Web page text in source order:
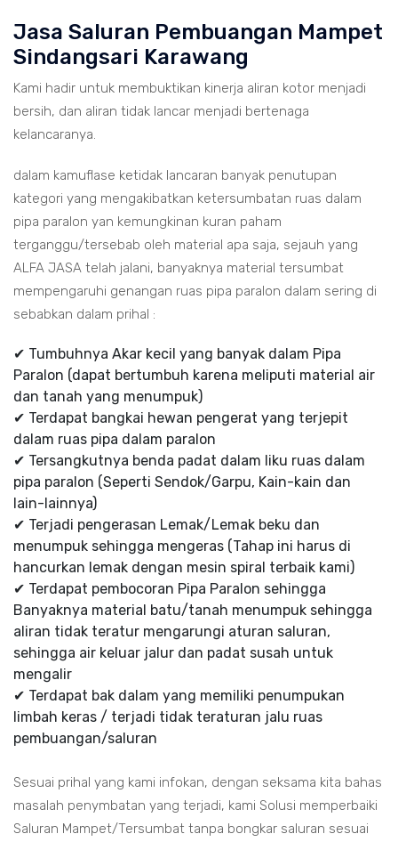
Jasa Saluran Pembuangan Mampet
Sindangsari Karawang
Kami hadir untuk membuktikan kinerja aliran kotor menjadi
bersih, dan aliran tidak lancar menjadi bertenaga
kelancaranya.
dalam kamuflase ketidak lancaran banyak penutupan
kategori yang mengakibatkan ketersumbatan ruas dalam
pipa paralon yan kemungkinan kuran paham
terganggu/tersebab oleh material apa saja, sejauh yang
ALFA JASA telah jalani, banyaknya material tersumbat
mempengaruhi genangan ruas pipa paralon dalam sering di
sebabkan dalam prihal :
✔ Tumbuhnya Akar kecil yang banyak dalam Pipa
Paralon (dapat bertumbuh karena meliputi material air
dan tanah yang menumpuk)
✔ Terdapat bangkai hewan pengerat yang terjepit
dalam ruas pipa dalam paralon
✔ Tersangkutnya benda padat dalam liku ruas dalam
pipa paralon (Seperti Sendok/Garpu, Kain-kain dan
lain-lainnya)
✔ Terjadi pengerasan Lemak/Lemak beku dan
menumpuk sehingga mengeras (Tahap ini harus di
hancurkan lemak dengan mesin spiral terbaik kami)
✔ Terdapat pembocoran Pipa Paralon sehingga
Banyaknya material batu/tanah menumpuk sehingga
aliran tidak teratur mengarungi aturan saluran,
sehingga air keluar jalur dan padat susah untuk
mengalir
✔ Terdapat bak dalam yang memiliki penumpukan
limbah keras / terjadi tidak teraturan jalu ruas
pembuangan/saluran
Sesuai prihal yang kami infokan, dengan seksama kita bahas
masalah penymbatan yang terjadi, kami Solusi memperbaiki
Saluran Mampet/Tersumbat tanpa bongkar saluran sesuai